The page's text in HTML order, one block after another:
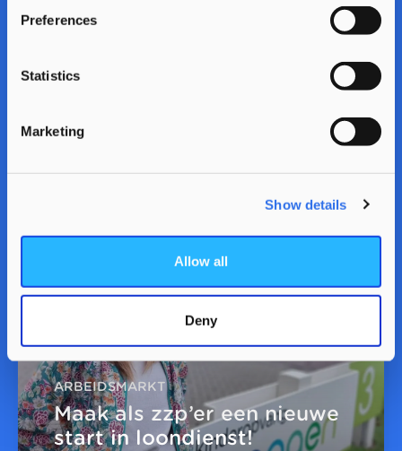
Preferences
Statistics
Marketing
Show details
Allow all
Deny
Pam ‘Ik hoor er nu echt bij’
ARBEIDSMARKT
Maak als zzp’er een nieuwe
start in loondienst!